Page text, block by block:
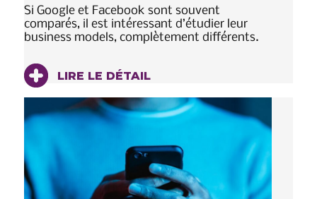
Si Google et Facebook sont souvent
comparés, il est intéressant d’étudier leur
business models, complètement différents.
LIRE LE DÉTAIL